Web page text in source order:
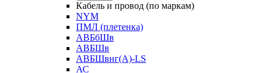
Кабель и провод (по маркам)
NYM
ПМЛ (плетенка)
АВБбШв
АВБШв
АВБШвнг(А)-LS
АС